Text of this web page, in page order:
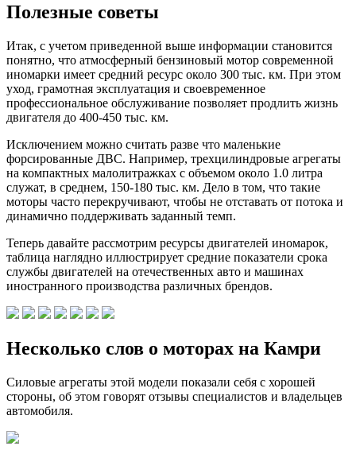
Полезные советы
Итак, с учетом приведенной выше информации становится
понятно, что атмосферный бензиновый мотор современной
иномарки имеет средний ресурс около 300 тыс. км. При этом
уход, грамотная эксплуатация и своевременное
профессиональное обслуживание позволяет продлить жизнь
двигателя до 400-450 тыс. км.
Исключением можно считать разве что маленькие
форсированные ДВС. Например, трехцилиндровые агрегаты
на компактных малолитражках с объемом около 1.0 литра
служат, в среднем, 150-180 тыс. км. Дело в том, что такие
моторы часто перекручивают, чтобы не отставать от потока и
динамично поддерживать заданный темп.
Теперь давайте рассмотрим ресурсы двигателей иномарок,
таблица наглядно иллюстрирует средние показатели срока
службы двигателей на отечественных авто и машинах
иностранного производства различных брендов.
Несколько слов о моторах на Камри
Силовые агрегаты этой модели показали себя с хорошей
стороны, об этом говорят отзывы специалистов и владельцев
автомобиля.